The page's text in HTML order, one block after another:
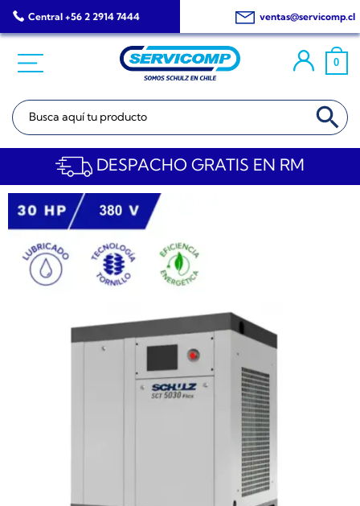
Saltar
al
Central +56 2 2914 7444 ventas@servicomp.cl
0
Buscar: BOTÓN DE
DESPACHO GRATIS EN RM